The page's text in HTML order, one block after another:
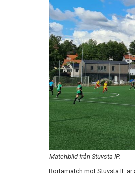
Matchbild från Stuvsta IP.
Bortamatch mot Stuvsta IF